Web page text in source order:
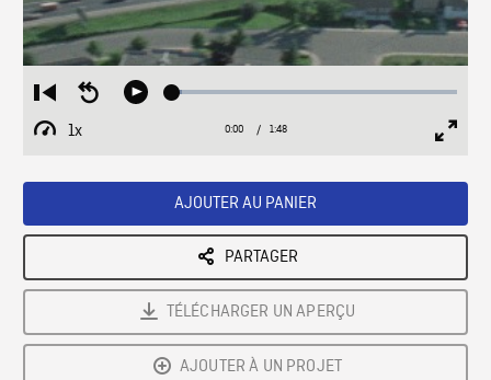
Restart
from
beginning
Seek
Play Loaded:
1x
Playback
Current
0:00 / Duration
1:48
AJOUTER AU PANIER
PARTAGER
TÉLÉCHARGER UN APERÇU
AJOUTER À UN PROJET